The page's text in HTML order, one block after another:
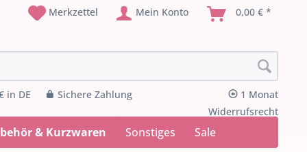
Merkzettel Mein Konto 0,00 € *
in DE Sichere Zahlung
1 Monat
Widerrufsrecht
& Kurzwaren Sonstiges Sale